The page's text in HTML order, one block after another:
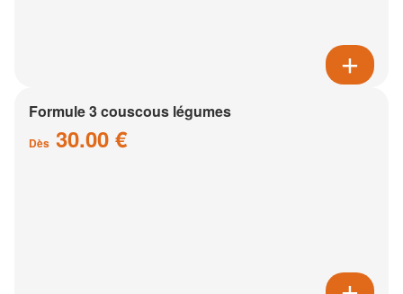
Formule 3 couscous légumes
Dès 30.00 €